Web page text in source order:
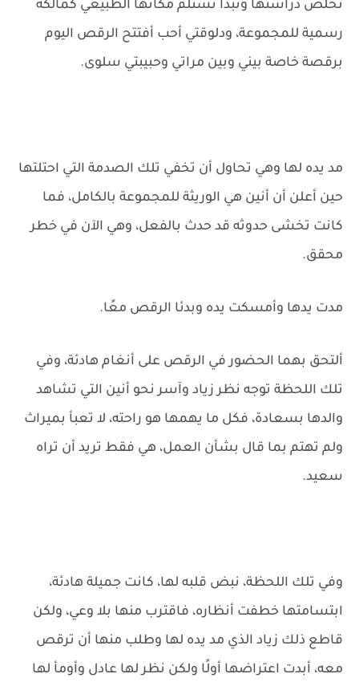
تخلص دراستها وتبدأ تستلم مكانها الطبيعي كمالكة
رسمية للمجموعة، ودلوقتي أحب أفتتح الرقص اليوم
برقصة خاصة بيني وبين مراتي وحبيبتي سلوى.
مد يده لها وهي تحاول أن تخفي تلك الصدمة التي احتلتها
حين أعلن أن أنين هي الوريثة للمجموعة بالكامل، فما
كانت تخشى حدوثه قد حدث بالفعل، وهي الآن في خطر
محقق.
مدت يدها وأمسكت يده وبدئا الرقص معًا.
ألتحق بهما الحضور في الرقص على أنغام هادئة، وفي
تلك اللحظة توجه نظر زياد وآسر نحو أنين التي تشاهد
والدها بسعادة، فكل ما يهمها هو راحته، لا تعبأ بميراث
ولم تهتم بما قال بشأن العمل، هي فقط تريد أن تراه
سعيد.
وفي تلك اللحظة، نبض قلبه لها، كانت جميلة هادئة،
ابتسامتها خطفت أنظاره، فاقترب منها بلا وعي، ولكن
قاطع ذلك زياد الذي مد يده لها وطلب منها أن ترقص
معه، أبدت اعتراضها أولًا ولكن نظر لها عادل وأومأ لها